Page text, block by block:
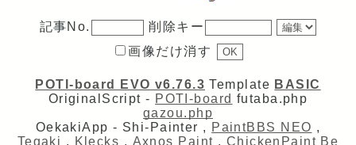
記事No.
削除キー
画像だけ消す
POTI-board EVO v6.76.3 Template BASIC
OriginalScript - POTI-board futaba.php
gazou.php
OekakiApp - Shi-Painter , PaintBBS NEO ,
Tegaki , Klecks , Axnos Paint , ChickenPaint Be